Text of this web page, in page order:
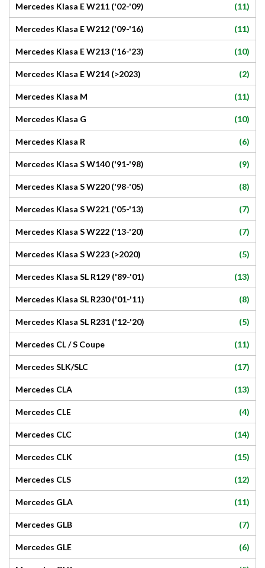
Mercedes Klasa E W211 ('02-'09) (11)
Mercedes Klasa E W212 ('09-'16) (11)
Mercedes Klasa E W213 ('16-'23) (10)
Mercedes Klasa E W214 (>2023) (2)
Mercedes Klasa M (11)
Mercedes Klasa G (10)
Mercedes Klasa R (6)
Mercedes Klasa S W140 ('91-'98) (9)
Mercedes Klasa S W220 ('98-'05) (8)
Mercedes Klasa S W221 ('05-'13) (7)
Mercedes Klasa S W222 ('13-'20) (7)
Mercedes Klasa S W223 (>2020) (5)
Mercedes Klasa SL R129 ('89-'01) (13)
Mercedes Klasa SL R230 ('01-'11) (8)
Mercedes Klasa SL R231 ('12-'20) (5)
Mercedes CL / S Coupe (11)
Mercedes SLK/SLC (17)
Mercedes CLA (13)
Mercedes CLE (4)
Mercedes CLC (14)
Mercedes CLK (15)
Mercedes CLS (12)
Mercedes GLA (11)
Mercedes GLB (7)
Mercedes GLE (6)